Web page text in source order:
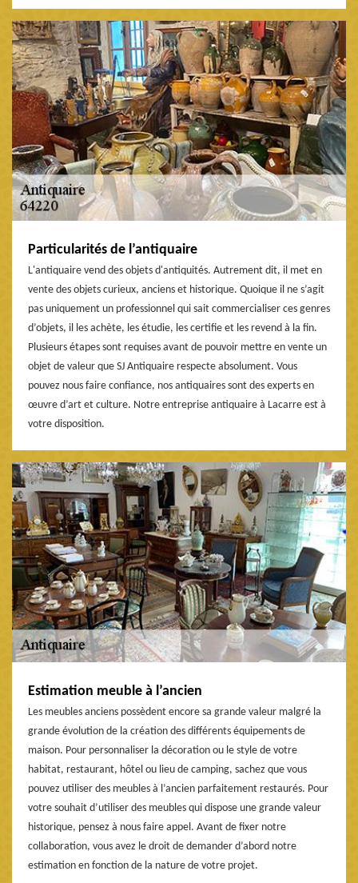
Particularités de l’antiquaire
L'antiquaire vend des objets d'antiquités. Autrement dit, il met en
vente des objets curieux, anciens et historique. Quoique il ne s’agit
pas uniquement un professionnel qui sait commercialiser ces genres
d’objets, il les achète, les étudie, les certifie et les revend à la fin.
Plusieurs étapes sont requises avant de pouvoir mettre en vente un
objet de valeur que SJ Antiquaire respecte absolument. Vous
pouvez nous faire confiance, nos antiquaires sont des experts en
œuvre d’art et culture. Notre entreprise antiquaire à Lacarre est à
votre disposition.
Estimation meuble à l’ancien
Les meubles anciens possèdent encore sa grande valeur malgré la
grande évolution de la création des différents équipements de
maison. Pour personnaliser la décoration ou le style de votre
habitat, restaurant, hôtel ou lieu de camping, sachez que vous
pouvez utiliser des meubles à l’ancien parfaitement restaurés. Pour
votre souhait d’utiliser des meubles qui dispose une grande valeur
historique, pensez à nous faire appel. Avant de fixer notre
collaboration, vous avez le droit de demander d’abord notre
estimation en fonction de la nature de votre projet.